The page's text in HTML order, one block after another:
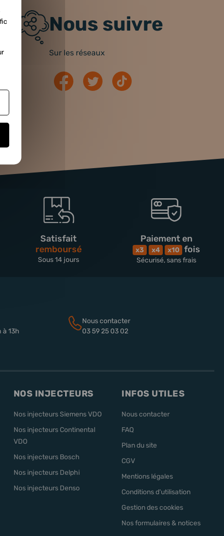
Nous suivre
Sur les réseaux
Satisfait
remboursé
Sous 14 jours
Paiement en
x3 x4 x10 fois
Sécurisé, sans frais
à 13h
Nous contacter
03 59 25 03 02
NOS INJECTEURS
Nos injecteurs Siemens VDO
Nos injecteurs Continental
VDO
Nos injecteurs Bosch
Nos injecteurs Delphi
Nos injecteurs Denso
INFOS UTILES
Nous contacter
FAQ
Plan du site
CGV
Mentions légales
Conditions d'utilisation
Gestion des cookies
Nos formulaires & notices